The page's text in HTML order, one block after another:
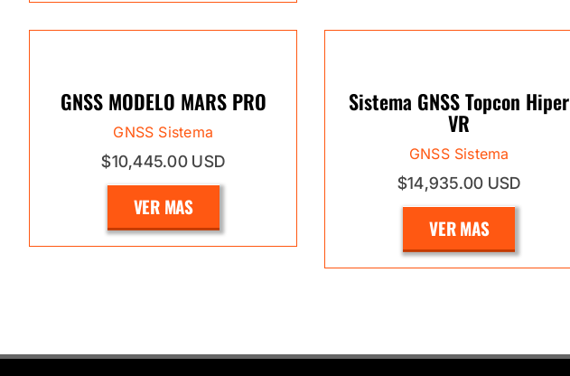
GNSS MODELO MARS PRO
GNSS Sistema
$10,445.00 USD
VER MAS
Sistema GNSS Topcon Hiper
VR
GNSS Sistema
$14,935.00 USD
VER MAS